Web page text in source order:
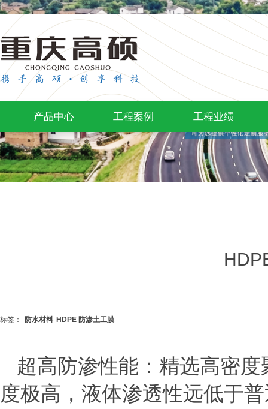
产品中心 工程案例 工程业绩
标签： 防水材料 HDPE 防渗土工膜
超高防渗性能：精选高密
度极高，液体渗透性远低于